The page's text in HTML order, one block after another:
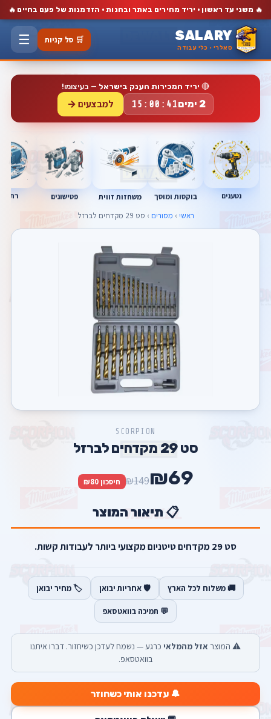
🔥 משני עד ראשון · יריד מחירים באתר ובחנות · הזדמנות של פעם בחיים 🔥
SALARY
סאלרי · כלי עבודה
🛒 סל קניות ☰
🔴 יריד המכירות הענק בישראל — בעיצומו!
2 ימים 15:00:41 למבצעים →
נטענים בוקסות ומוסך משחזות זווית פטישונים
ראשי › מסורים › סט 29 מקדחים לברזל
SCORPION
סט 29 מקדחים לברזל
₪69
₪149 חיסכון ₪80
📋 תיאור המוצר
סט 29 מקדחים טיטניום מקצועי ביותר לעבודות קשות.
🚚 משלוח לכל הארץ 🛡️ אחריות יבואן 🏷️ מחיר יבואן
💬 תמיכה בוואטסאפ
⚠️ המוצר אזל מהמלאי כרגע — נשמח לעדכן כשיחזור. דברו איתנו
בוואטסאפ.
🔔 עדכנו אותי כשחוזר